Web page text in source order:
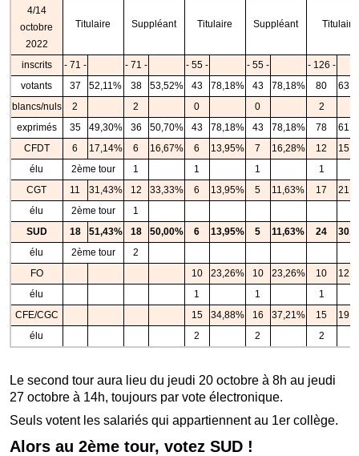
4/14
octobre
2022
Titulaire Suppléant Titulaire Suppléant Titulaire
inscrits - 71 - - 71 - - 55 - - 55 -
- 126 -
votants
37 52,11% 38 53,52% 43 78,18% 43 78,18% 80
blancs/nuls
2 2 0 0
2
exprimés
35 49,30% 36 50,70% 43 78,18% 43 78,18% 78
CFDT
6 17,14% 6 16,67% 6 13,95% 7 16,28% 12
élu
2ème tour 1 1 1
1
CGT
11 31,43% 12 33,33% 6 13,95% 5 11,63% 17
élu
2ème tour
1
SUD
18 51,43% 18 50,00% 6 13,95% 5 11,63% 24
élu
2ème tour
2
FO
10 23,26% 10 23,26% 10
élu
1 1
1
CFE/CGC
15 34,88% 16 37,21% 15
élu
2 2 2
Le second tour aura lieu du jeudi 20 octobre à 8h au jeudi
27 octobre à 14h, toujours par vote électronique.
Seuls votent les salariés qui appartiennent au 1er collège.
Alors au 2ème tour, votez SUD !